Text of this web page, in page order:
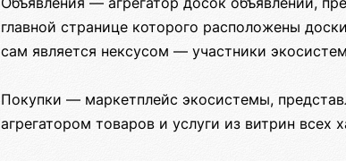
главной странице которого расположены
сам является нексусом — участники
Покупки — маркетплейс экосистемы,
агрегатором товаров и услуги из витрин всех